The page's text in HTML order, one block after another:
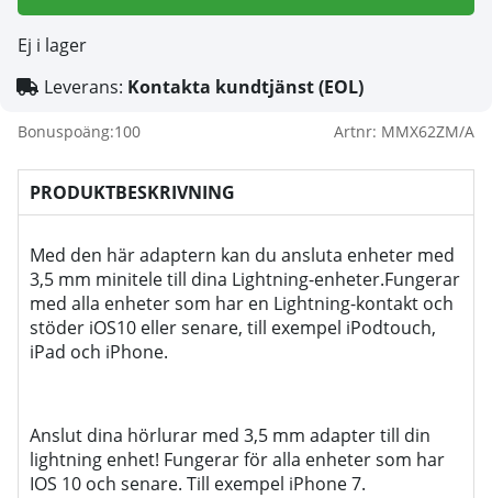
Ej i lager
Leverans: Kontakta kundtjänst (EOL)
Bonuspoäng:100 Artnr: MMX62ZM/A
PRODUKTBESKRIVNING
Med den här adaptern kan du ansluta enheter med
3,5 mm minitele till dina Lightning-enheter.Fungerar
med alla enheter som har en Lightning-kontakt och
stöder iOS10 eller senare, till exempel iPodtouch,
iPad och iPhone.
Anslut dina hörlurar med 3,5 mm adapter till din
lightning enhet! Fungerar för alla enheter som har
IOS 10 och senare. Till exempel iPhone 7.